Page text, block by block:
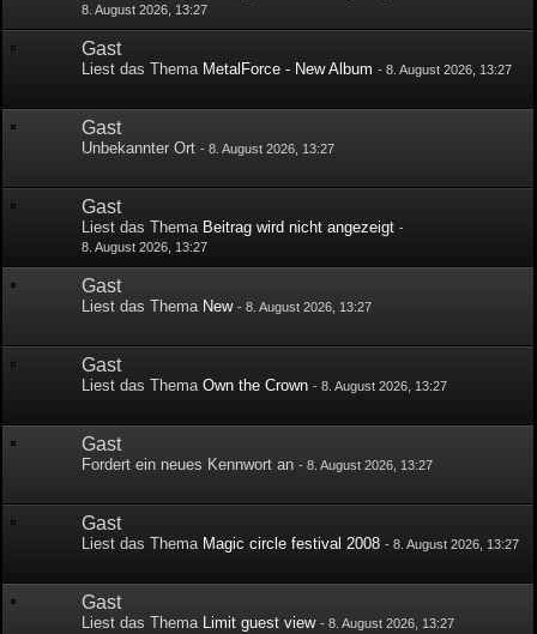
8. August 2026, 13:27
Gast
Liest das Thema MetalForce - New Album -8. August 2026, 13:27
Gast
Unbekannter Ort-8. August 2026, 13:27
Gast
Liest das Thema Beitrag wird nicht angezeigt -
8. August 2026, 13:27
Gast
Liest das Thema New -8. August 2026, 13:27
Gast
Liest das ThemaOwn the Crown -8. August 2026, 13:27
Gast
Fordert ein neues Kennwort an-8. August 2026, 13:27
Gast
Liest das Thema Magic circle festival 2008 -8. August 2026, 13:27
Gast
Liest das Thema Limit guest view -8. August 2026, 13:27